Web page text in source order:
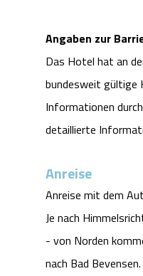
Angaben zur
Das Hotel hat an
bundesweit gültige
Informationen
detaillierte
Anreise
Anreise mit dem
Je nach
- von Norden
nach Bad Bevensen.